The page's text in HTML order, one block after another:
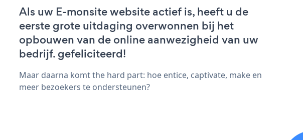
Als uw E-monsite website actief is, heeft u de
eerste grote uitdaging overwonnen bij het
opbouwen van de online aanwezigheid van uw
bedrijf. gefeliciteerd!
Maar daarna komt the hard part: hoe entice, captivate, make en
meer bezoekers te ondersteunen?